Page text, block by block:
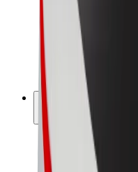
Bolt Drive
Bolt for Business
E-kola
Bolt Plus
Vydělávejte s Boltem
Výdělky řidiče